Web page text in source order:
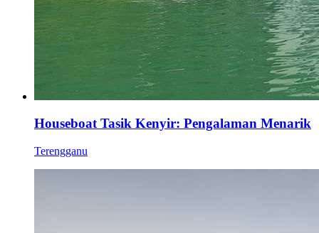
Houseboat Tasik Kenyir: Pengalaman Menarik
Terengganu